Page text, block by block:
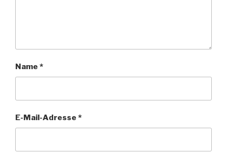
Name *
E-Mail-Adresse *